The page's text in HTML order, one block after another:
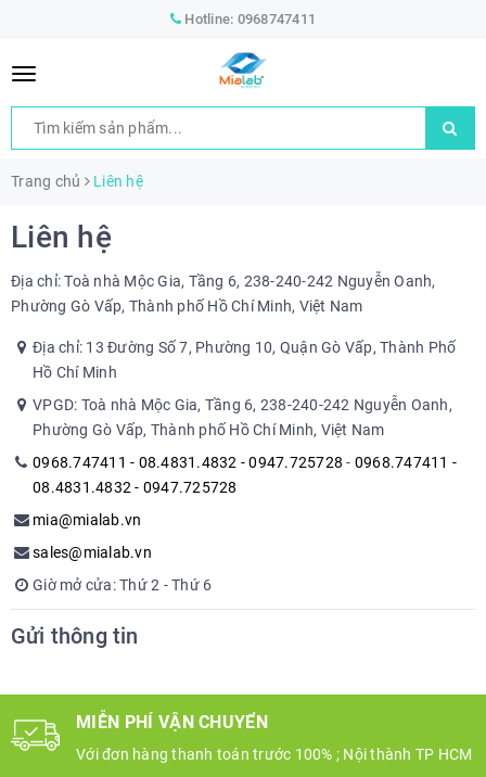
Hotline: 0968747411
Trang chủ Liên hệ
Liên hệ
Địa chỉ: Toà nhà Mộc Gia, Tầng 6, 238-240-242 Nguyễn Oanh,
Phường Gò Vấp, Thành phố Hồ Chí Minh, Việt Nam
Địa chỉ: 13 Đường Số 7, Phường 10, Quận Gò Vấp, Thành Phố
Hồ Chí Minh
VPGD: Toà nhà Mộc Gia, Tầng 6, 238-240-242 Nguyễn Oanh,
Phường Gò Vấp, Thành phố Hồ Chí Minh, Việt Nam
0968.747411 - 08.4831.4832 - 0947.725728 - 0968.747411 -
08.4831.4832 - 0947.725728
mia@mialab.vn
sales@mialab.vn
Giờ mở cửa: Thứ 2 - Thứ 6
Gửi thông tin
MIỄN PHÍ VẬN CHUYỂN
Với đơn hàng thanh toán trước 100% ; Nội thành TP HCM